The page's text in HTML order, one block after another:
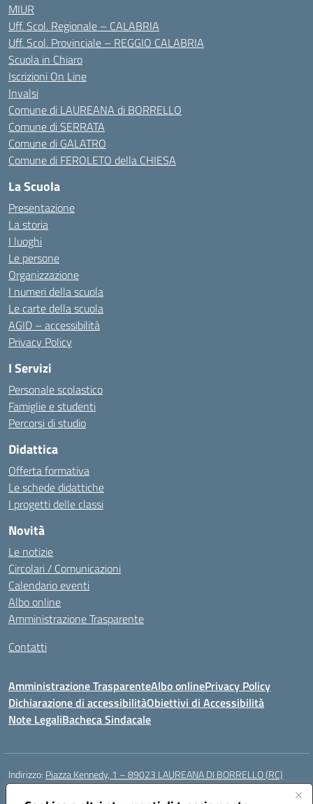
MIUR
Uff. Scol. Regionale – CALABRIA
Uff. Scol. Provinciale – REGGIO CALABRIA
Scuola in Chiaro
Iscrizioni On Line
Invalsi
Comune di LAUREANA di BORRELLO
Comune di SERRATA
Comune di GALATRO
Comune di FEROLETO della CHIESA
La Scuola
Presentazione
La storia
I luoghi
Le persone
Organizzazione
I numeri della scuola
Le carte della scuola
AGID – accessibilità
Privacy Policy
I Servizi
Personale scolastico
Famiglie e studenti
Percorsi di studio
Didattica
Offerta formativa
Le schede didattiche
I progetti delle classi
Novità
Le notizie
Circolari / Comunicazioni
Calendario eventi
Albo online
Amministrazione Trasparente
Contatti
Amministrazione TrasparenteAlbo onlinePrivacy Policy
Dichiarazione di accessibilitàObiettivi di Accessibilità
Note LegaliBacheca Sindacale
Indirizzo: Piazza Kennedy, 1 – 89023 LAUREANA DI BORRELLO (RC)
Centralino: